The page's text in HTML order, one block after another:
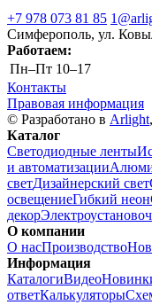
+7 978 073 81 85
Симферополь, ул.
Работаем:
Пн–Пт 10–17
Контакты
Правовая информация
© Разработано в Arlight
Каталог
Светодиодные ленты
и автоматизации
светДизайнерский свет
освещениеГибкий неон
декор
О компании
О насПроизводство
Информация
КаталогиВидео
ответКалькуляторы